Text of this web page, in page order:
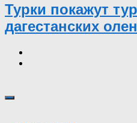
Турки покажут
дагестанских